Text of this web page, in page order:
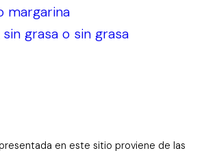
margarina
grasa o sin grasa
en este sitio proviene de las